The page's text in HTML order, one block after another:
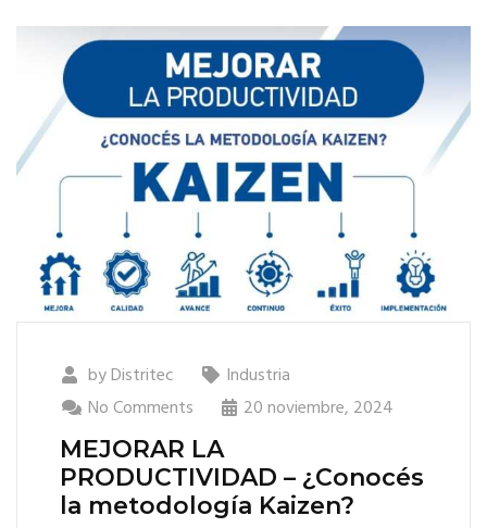
byDistritec
Industria
No Comments
20 noviembre, 2024
MEJORAR LA
PRODUCTIVIDAD – ¿Conocés
la metodología Kaizen?